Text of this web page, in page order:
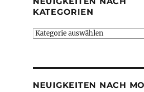
KATEGORIEN
Neuigkeiten
NEUIGKEITEN NACH